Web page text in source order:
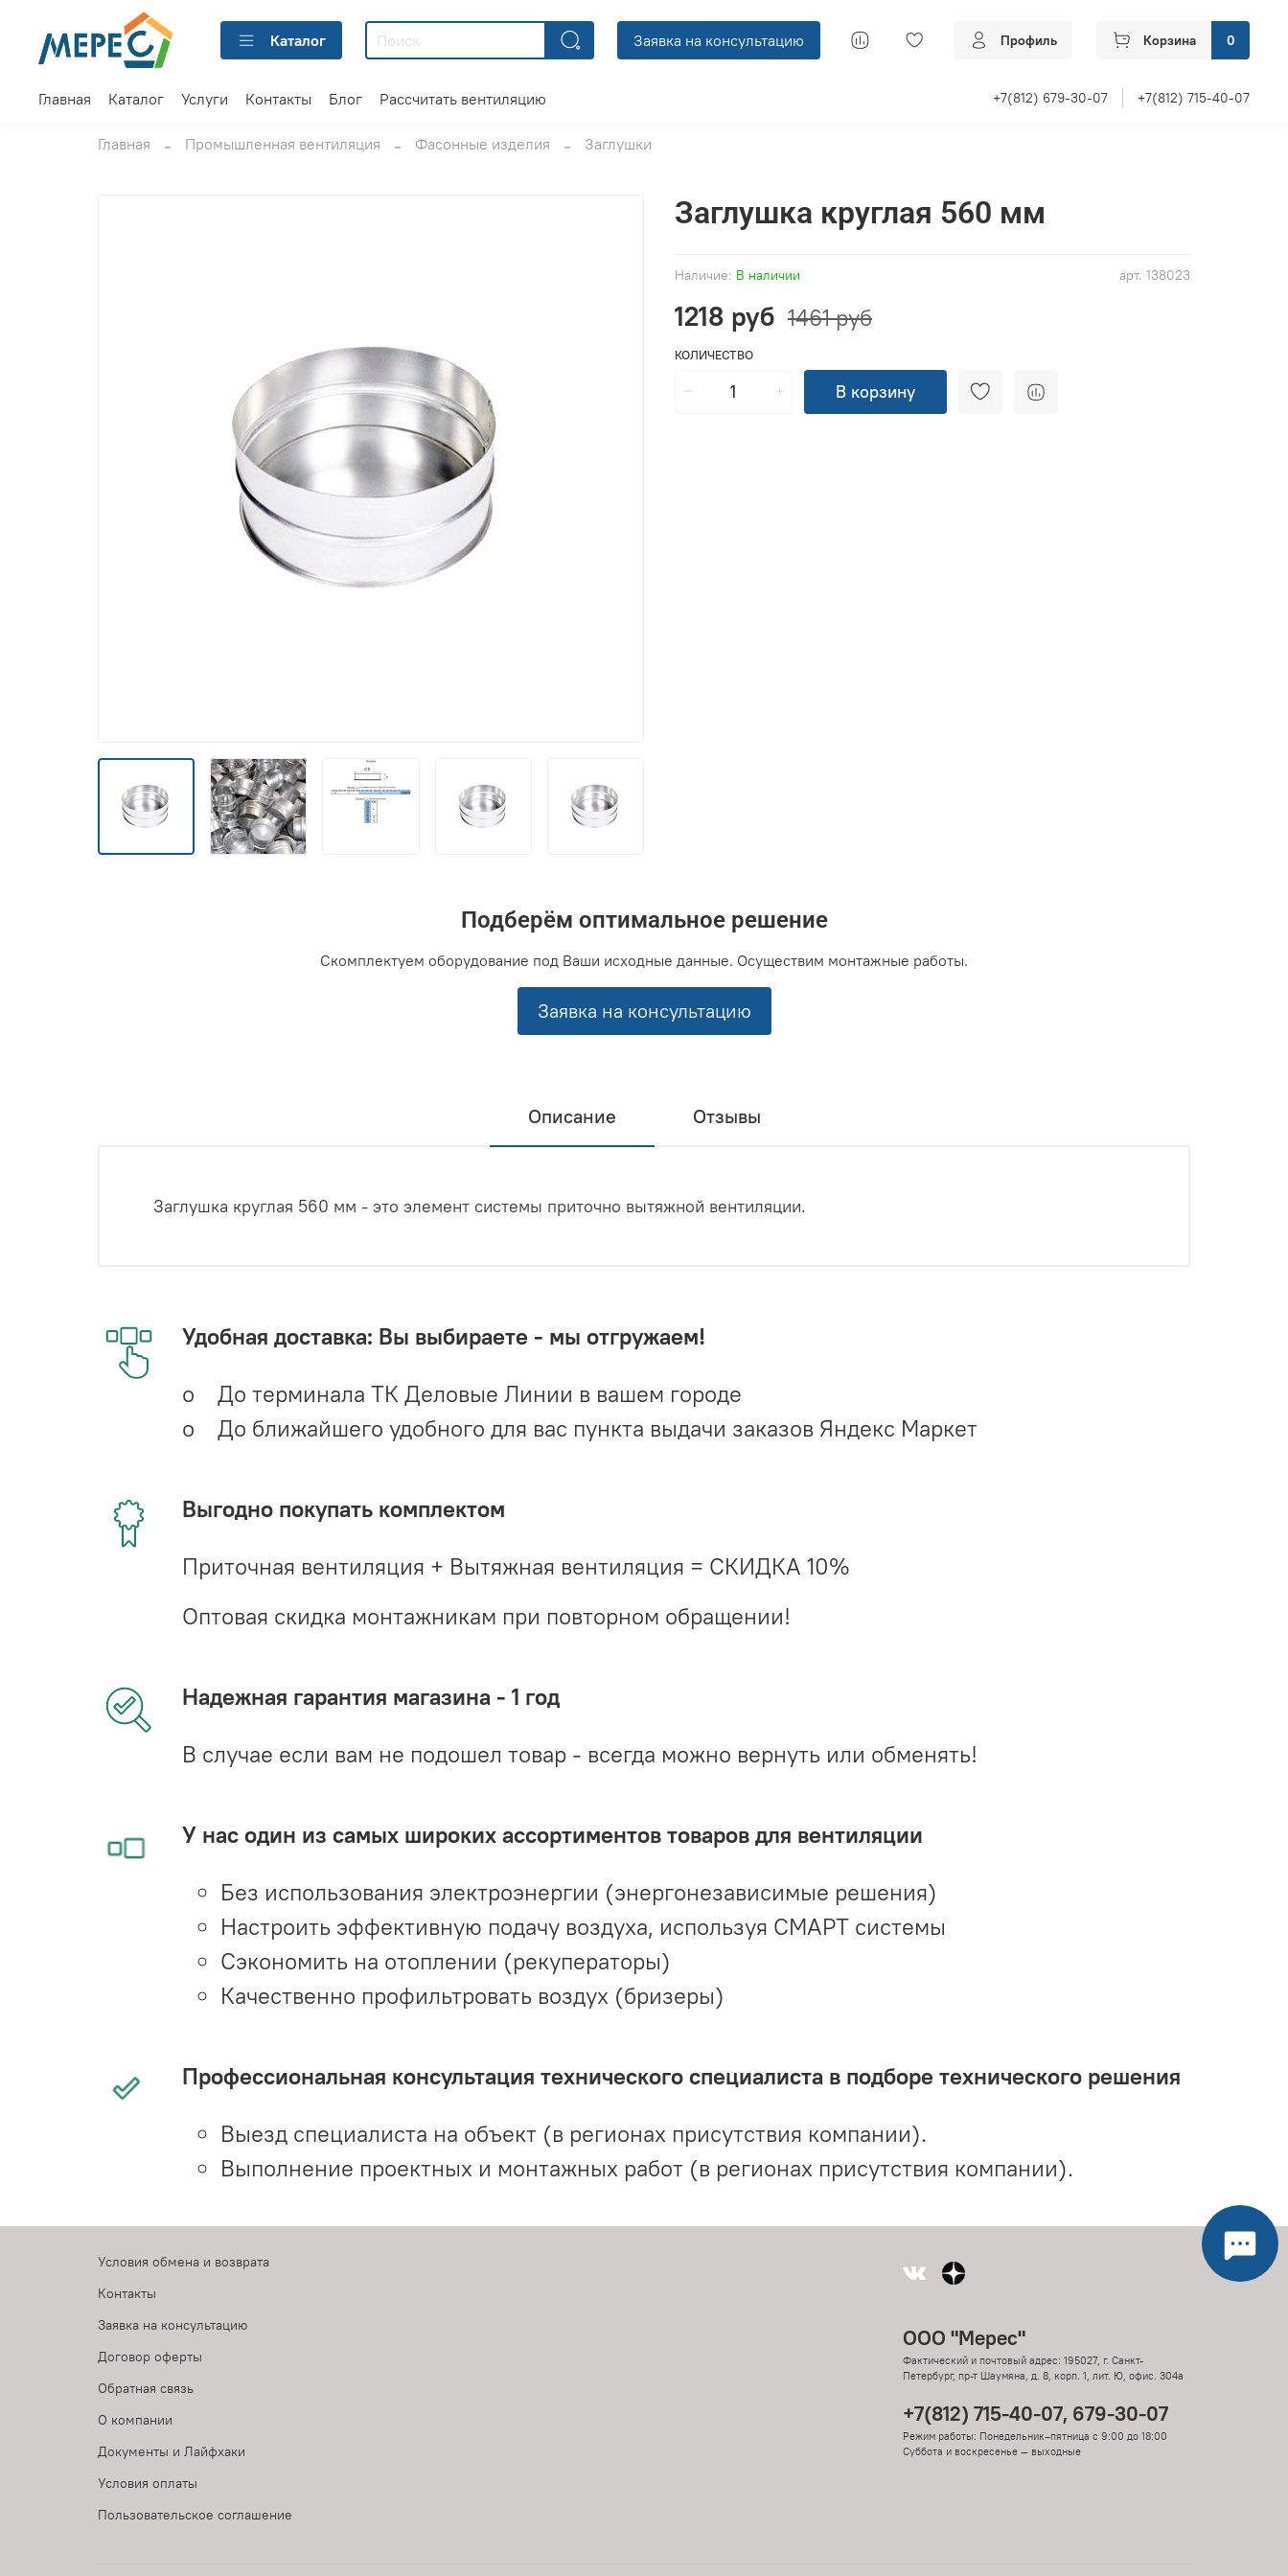
Каталог Заявка на консультацию Профиль Корзина 0
Главная Каталог Услуги Контакты Блог Рассчитать вентиляцию +7(812) 679-30-07 +7(812) 715-40-07
Главная Промышленная вентиляция Фасонные изделия Заглушки
арт. 138023
Наличие: В наличии
Заглушка круглая 560 мм
1218 руб 1461 руб
КОЛИЧЕСТВО
В корзину
Подберём оптимальное решение
Скомплектуем оборудование под Ваши исходные данные. Осуществим монтажные работы.
Заявка на консультацию
Описание Отзывы
Заглушка круглая 560 мм - это элемент системы приточно вытяжной вентиляции.
Удобная доставка: Вы выбираете - мы отгружаем!
o До терминала ТК Деловые Линии в вашем городе
o До ближайшего удобного для вас пункта выдачи заказов Яндекс Маркет
Выгодно покупать комплектом
Приточная вентиляция + Вытяжная вентиляция = СКИДКА 10%
Оптовая скидка монтажникам при повторном обращении!
Надежная гарантия магазина - 1 год
В случае если вам не подошел товар - всегда можно вернуть или обменять!
У нас один из самых широких ассортиментов товаров для вентиляции
Без использования электроэнергии (энергонезависимые решения)
Настроить эффективную подачу воздуха, используя СМАРТ системы
Сэкономить на отоплении (рекуператоры)
Качественно профильтровать воздух (бризеры)
Профессиональная консультация технического специалиста в подборе технического решения
Выезд специалиста на объект (в регионах присутствия компании).
Выполнение проектных и монтажных работ (в регионах присутствия компании).
Условия обмена и возврата
Контакты
Заявка на консультацию
Договор оферты
Обратная связь
О компании
Документы и Лайфхаки
Условия оплаты
Пользовательское соглашение
ООО "Мерес"
Фактический и почтовый адрес: 195027, г. Санкт-
Петербург, пр-т Шаумяна, д. 8, корп. 1, лит. Ю, офис. 304а
+7(812) 715-40-07, 679-30-07
Режим работы: Понедельник–пятница с 9:00 до 18:00
Суббота и воскресенье — выходные